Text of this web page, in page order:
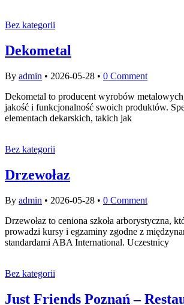
Bez kategorii
Dekometal
By admin • 2026-05-28 • 0 Comment
Dekometal to producent wyrobów
jakość i funkcjonalność swoich produktów.
elementach dekarskich, takich jak
Bez kategorii
Drzewołaz
By admin • 2026-05-28 • 0 Comment
Drzewołaz to ceniona szkoła arborystyczna,
prowadzi kursy i egzaminy zgodne z
standardami ABA International. Uczestnicy
Bez kategorii
Just Friends Poznań –